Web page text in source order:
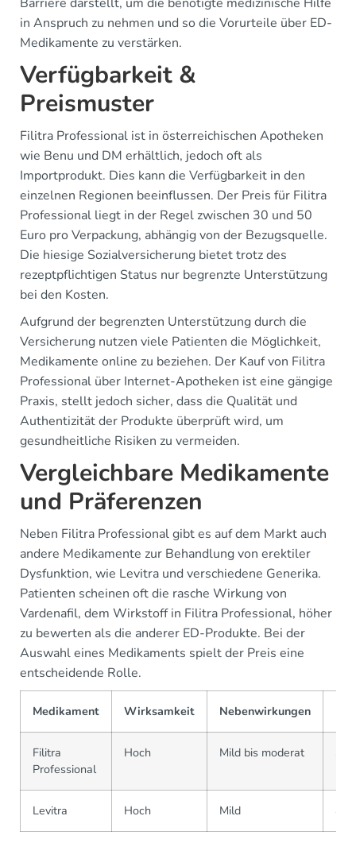
in Anspruch zu nehmen und so die Vorurteile über ED-
Medikamente zu verstärken.
Verfügbarkeit &
Preismuster
Filitra Professional ist in österreichischen Apotheken
wie Benu und DM erhältlich, jedoch oft als
Importprodukt. Dies kann die Verfügbarkeit in den
einzelnen Regionen beeinflussen. Der Preis für Filitra
Professional liegt in der Regel zwischen 30 und 50
Euro pro Verpackung, abhängig von der Bezugsquelle.
Die hiesige Sozialversicherung bietet trotz des
rezeptpflichtigen Status nur begrenzte Unterstützung
bei den Kosten.
Aufgrund der begrenzten Unterstützung durch die
Versicherung nutzen viele Patienten die Möglichkeit,
Medikamente online zu beziehen. Der Kauf von Filitra
Professional über Internet-Apotheken ist eine gängige
Praxis, stellt jedoch sicher, dass die Qualität und
Authentizität der Produkte überprüft wird, um
gesundheitliche Risiken zu vermeiden.
Vergleichbare Medikamente
und Präferenzen
Neben Filitra Professional gibt es auf dem Markt auch
andere Medikamente zur Behandlung von erektiler
Dysfunktion, wie Levitra und verschiedene Generika.
Patienten scheinen oft die rasche Wirkung von
Vardenafil, dem Wirkstoff in Filitra Professional, höher
zu bewerten als die anderer ED-Produkte. Bei der
Auswahl eines Medikaments spielt der Preis eine
entscheidende Rolle.
Medikament Wirksamkeit Nebenwirkungen
Filitra
Professional
Hoch Mild bis moderat
Levitra Hoch Mild 40-